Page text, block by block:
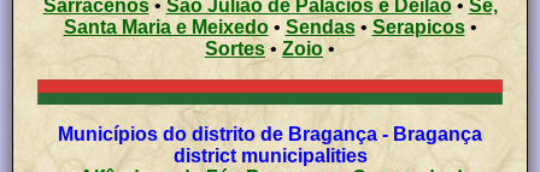
Sarracenos• São Julião de Palácios e Deilão• Sé,
Santa Maria e Meixedo• Sendas• Serapicos•
Sortes • Zoio •
Municípios do distrito de Bragança - Bragança
district municipalities